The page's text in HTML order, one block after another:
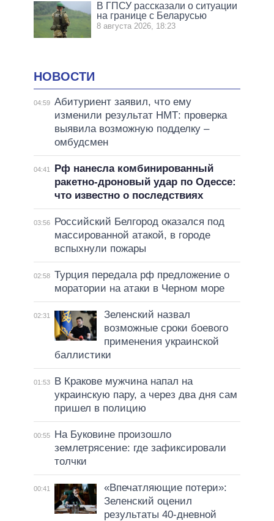
В ГПСУ рассказали о ситуации
на границе с Беларусью
8 августа 2026, 18:23
НОВОСТИ
04:59 Абитуриент заявил, что ему
изменили результат НМТ: проверка
выявила возможную подделку –
омбудсмен
04:41
Рф нанесла комбинированный
ракетно-дроновый удар по Одессе:
что известно о последствиях
03:56
Российский Белгород оказался под
массированной атакой, в городе
вспыхнули пожары
02:58 Турция передала рф предложение о
моратории на атаки в Черном море
02:31
Зеленский назвал
возможные сроки боевого
применения украинской
баллистики
01:53
В Кракове мужчина напал на
украинскую пару, а через два дня сам
пришел в полицию
00:55
На Буковине произошло
землетрясение: где зафиксировали
толчки
00:41
«Впечатляющие потери»:
Зеленский оценил
результаты 40-дневной